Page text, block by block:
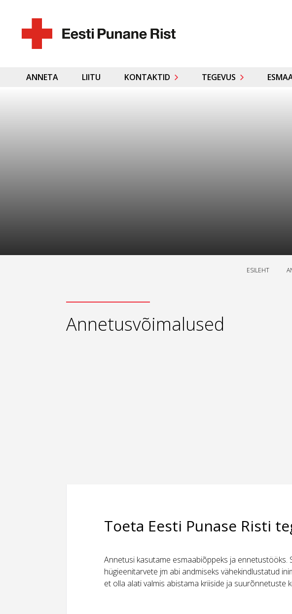
ANNETA LIITU KONTAKTID TEGEVUS
ESILEHT
Annetusvõimalused
Toeta Eesti Punase Risti
Annetusi kasutame esmaabiõppeks ja ennetustööks.
hügieenitarvete jm abi andmiseks vähekindlustatud
et olla alati valmis abistama kriiside ja suurõnnetuste